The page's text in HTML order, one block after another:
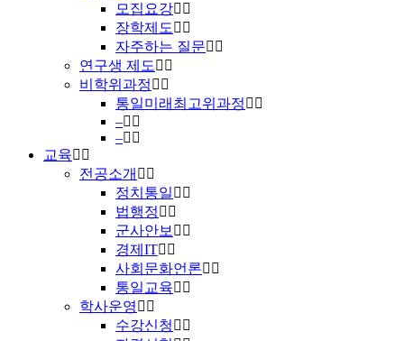
모집요강
장학제도
자주하는 질문
연구생 제도
비학위과정
통일미래최고위과정
–
–
교육
전공소개
정치통일
법행정
군사안보
경제IT
사회문화언론
통일교육
학사운영
수강신청